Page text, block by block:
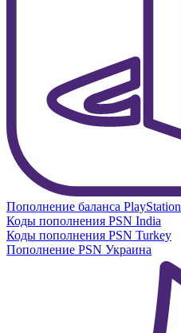
Пополнение баланса PlayStation
Коды пополнения PSN India
Коды пополнения PSN Turkey
Пополнение PSN Украина